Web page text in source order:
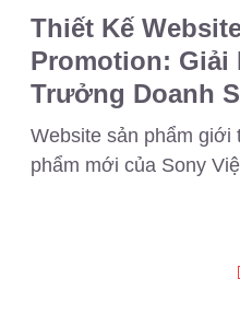
Thiết Kế
Promotion: Giải
Trưởng Doanh
Website sản phẩm giới
phẩm mới của Sony